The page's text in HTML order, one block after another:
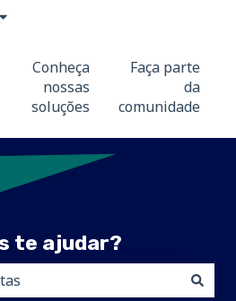
Mostrar submenu para traduções
Conheça
nossas
soluções
Faça parte
da
comunidade
te ajudar?